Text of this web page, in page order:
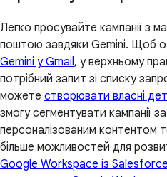
Легко просувайте кампанії з
поштою завдяки Gemini. Щоб
Gemini у Gmail , у верхньому
потрібний запит зі списку
можете створювати власні
змогу сегментувати кампанії
персоналізованим
більше можливостей для
Google Workspace із Salesforce